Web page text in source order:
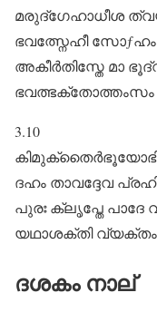
മരുദ്ഗേഹാധീശ
ഭവത്സ്നേഹീ
അകീർതിസ്തേ മാ
ഭവത്ഭക്തോത്തംസം
3.10
ദഹം താവദ്ദേവ
പുരഃ ക്ലൃപ്തേ പാദേ
യഥാശക്തി
ദശകം നാല്‌